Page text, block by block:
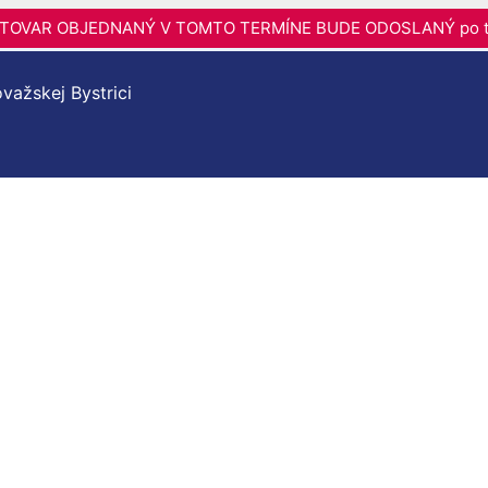
OBJEDNANÝ V TOMTO TERMÍNE BUDE ODOSLANÝ
Bystrici